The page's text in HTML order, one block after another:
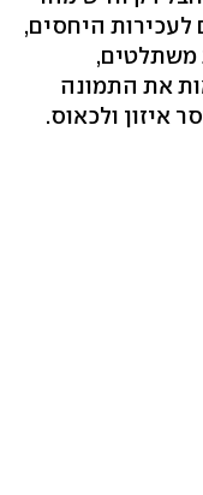
לעכירות היחסים,
משתלטים,
את התמונה
איזון ולכאוס.